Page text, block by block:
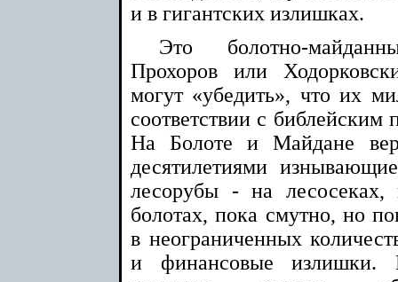
и в гигантских излишках.
Это болотно-
Прохоров или
могут «убедить», что их
соответствии с библейским
На Болоте и Майдане
десятилетиями
лесорубы - на
болотах, пока смутно, но
в неограниченных
и финансовые излишки.